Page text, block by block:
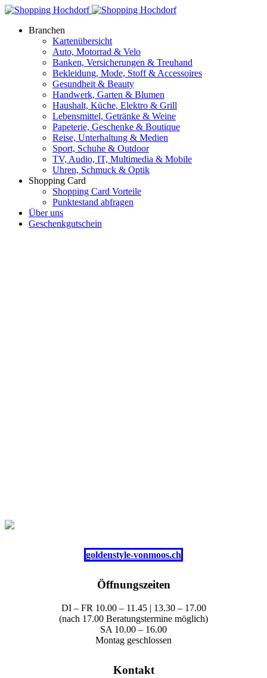
Branchen
Kartenübersicht
Auto, Motorrad & Velo
Banken, Versicherungen & Treuhand
Bekleidung, Mode, Stoff & Accessoires
Gesundheit & Beauty
Handwerk, Garten & Blumen
Haushalt, Küche, Elektro & Grill
Lebensmittel, Getränke & Weine
Papeterie, Geschenke & Boutique
Reise, Unterhaltung & Medien
Sport, Schuhe & Outdoor
TV, Audio, IT, Multimedia & Mobile
Uhren, Schmuck & Optik
Shopping Card
Shopping Card Vorteile
Punktestand abfragen
Über uns
Geschenkgutschein
goldenstyle-vonmoos.ch
Öffnungszeiten
DI – FR 10.00 – 11.45 | 13.30 – 17.00
(nach 17.00 Beratungstermine möglich)
SA 10.00 – 16.00
Montag geschlossen
Kontakt